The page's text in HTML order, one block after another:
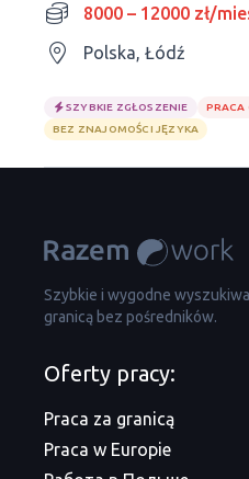
8000 – 12000 zł/
Polska, Łódź
SZYBKIE ZGŁOSZENIE
PRACA
BEZ ZNAJOMOŚCI JĘZYKA
Szybkie i wygodne
granicą bez pośredników.
Oferty pracy:
Praca za granicą
Praca w Europie